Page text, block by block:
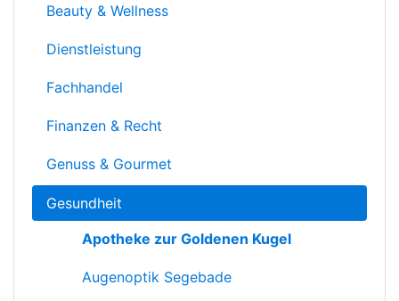
Beauty & Wellness
Dienstleistung
Fachhandel
Finanzen & Recht
Genuss & Gourmet
Gesundheit
Apotheke zur Goldenen Kugel
Augenoptik Segebade